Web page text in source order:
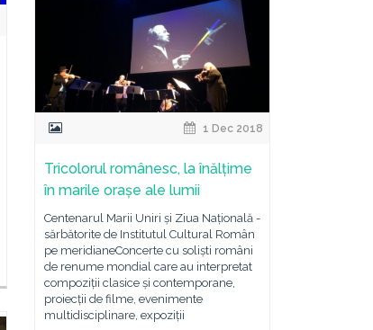
1 Dec 2018
Tricolorul românesc, la înălțime
în marile orașe ale lumii
Centenarul Marii Uniri și Ziua Națională -
sărbătorite de Institutul Cultural Român
pe meridianeConcerte cu soliști români
de renume mondial care au interpretat
compoziții clasice și contemporane,
proiecții de filme, evenimente
multidisciplinare, expoziții